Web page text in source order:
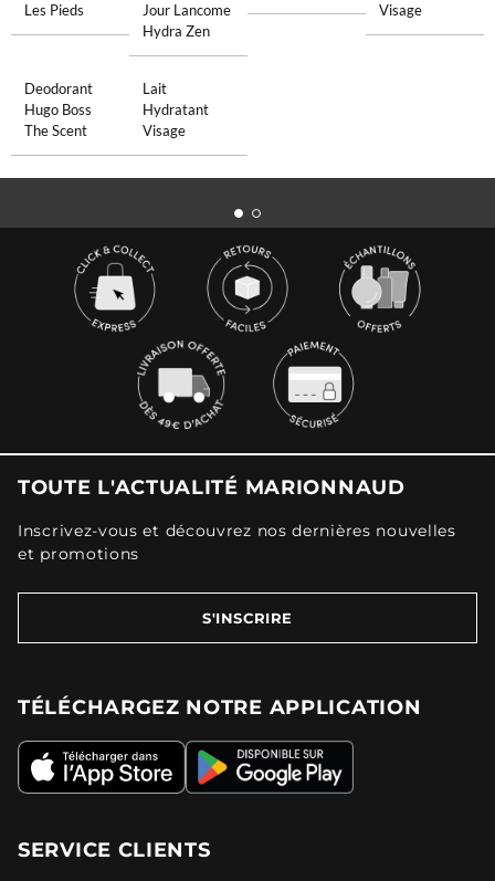
Les Pieds
Jour Lancome
Hydra Zen
Visage
Deodorant
Hugo Boss
The Scent
Lait
Hydratant
Visage
TOUTE L'ACTUALITÉ MARIONNAUD
Inscrivez-vous et découvrez nos dernières nouvelles
et promotions
S'INSCRIRE
TÉLÉCHARGEZ NOTRE APPLICATION
SERVICE CLIENTS